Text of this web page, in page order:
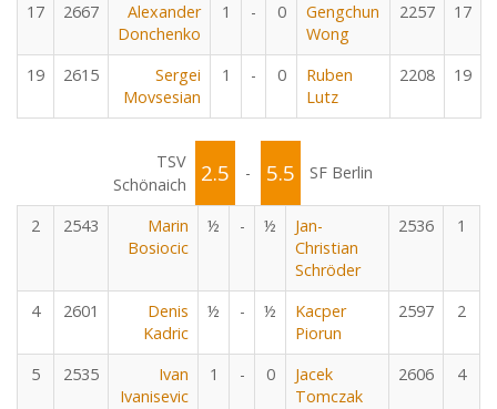
17 2667
Alexander
Donchenko
1 - 0
Gengchun
Wong
2257 17
19 2615
Sergei
Movsesian
1 - 0
Ruben
Lutz
2208 19
TSV
Schönaich
2.5 - 5.5 SF Berlin
2 2543
Marin
Bosiocic
½ - ½
Jan-
Christian
Schröder
2536 1
4 2601
Denis
Kadric
½ - ½
Kacper
Piorun
2597 2
5 2535
Ivan
Ivanisevic
1 - 0
Jacek
Tomczak
2606 4